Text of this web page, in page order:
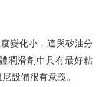
變化小，這與矽油分
潤滑劑中具有最好粘
設備很有意義。